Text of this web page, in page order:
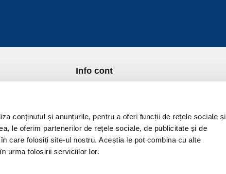
conținutul și anunțurile, pentru a oferi funcții de rețele sociale și
le oferim partenerilor de rețele sociale, de publicitate și de
care folosiți site-ul nostru. Aceștia le pot combina cu alte
urma folosirii serviciilor lor.
Info cont
Lista Favorite
GDPR - Protectia datelor
Contact